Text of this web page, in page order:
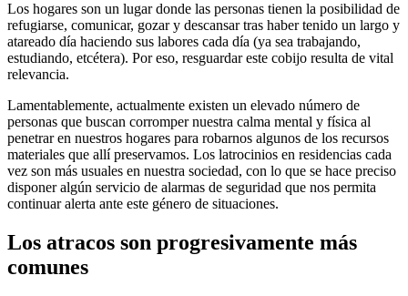
Los hogares son un lugar donde las personas tienen la posibilidad de
refugiarse, comunicar, gozar y descansar tras haber tenido un largo y
atareado día haciendo sus labores cada día (ya sea trabajando,
estudiando, etcétera). Por eso, resguardar este cobijo resulta de vital
relevancia.
Lamentablemente, actualmente existen un elevado número de
personas que buscan corromper nuestra calma mental y física al
penetrar en nuestros hogares para robarnos algunos de los recursos
materiales que allí preservamos. Los latrocinios en residencias cada
vez son más usuales en nuestra sociedad, con lo que se hace preciso
disponer algún servicio de alarmas de seguridad que nos permita
continuar alerta ante este género de situaciones.
Los atracos son progresivamente más
comunes